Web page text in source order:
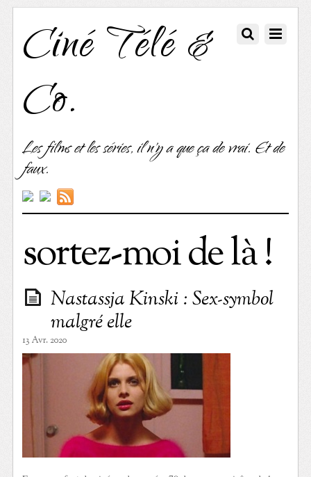
Ciné Télé &
Co.
Les films et les séries, il n'y a que ça de vrai. Et de
faux.
sortez-moi de là !
Nastassja Kinski : Sex-symbol
malgré elle
13 Avr. 2020